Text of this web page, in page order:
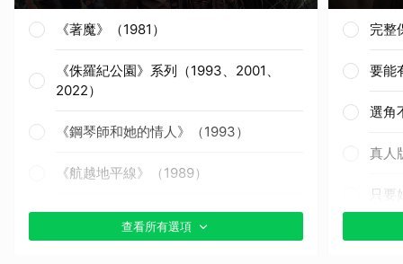
《著魔》（1981）
《侏羅紀公園》系列（1993、2001、
2022）
《鋼琴師和她的情人》（1993）
《航越地平線》（1989）
《獵殺紅色十月》（1990）
查看所有選項
完整
要能
選角
真人
只要